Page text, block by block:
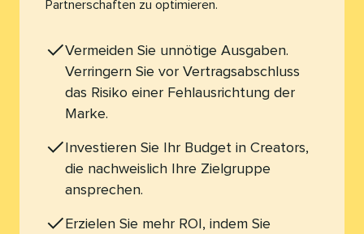
Partnerschaften zu optimieren.​​
Vermeiden Sie unnötige Ausgaben.
Verringern Sie vor Vertragsabschluss
das Risiko einer Fehlausrichtung der
Marke.​​
Investieren Sie Ihr Budget in Creators,
die nachweislich Ihre Zielgruppe
ansprechen.​​
Erzielen Sie mehr ROI, indem Sie